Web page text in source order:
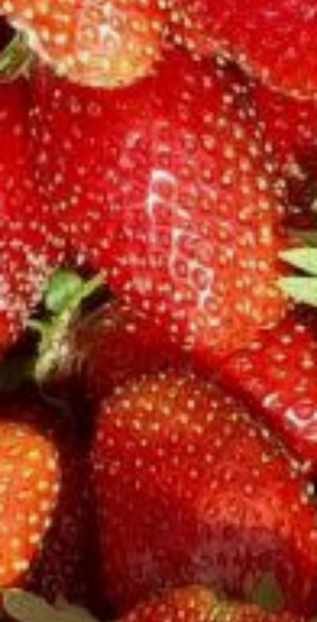
детишек — розеточек, пока те
не начнут жить самостоятельно
на своих корнях. Но если рождение
раньше срока детенышей ничего
хорошего не приносит, то с
земляникой матушку-природу
можно немножко и поторопить.
Итак, у вас есть несколько
кустиков земляники, которые вы
хотите размножить. Излишне
говорить, что уход за ними должен
быть очень и очень хорошим.
Необходимы:
большая площадь питания
и освещения;
мульчирование почвы вокруг
кустиков;
регулярные подкормки;
обрезание чистыми ножницами
(чтобы через ранки не произошло
заражение) усов, когда они
достигнут необходимого уровня
развития;
обработка кустов безопасными
средствами защиты от болезней
(лучше, естественно, природными).
Маточные кустики я высаживаю
в горшки объемом не менее пяти
литров. Так они становятся более
мобильными. И их можно
перемещать в зависимости
от погодных и других условий.
В качестве посадочного субстрата
использую смесь дерновой земли
с иголками из-под сосен и мха-
сфагнума. Такая смесь хорошо
держит влагу, она достаточно
легкая и, что главное, растения
не болеют, крепкие, очень быстро
растут и отлично размножаются.
Через некоторое время кустики
начнут выкидывать и усы,
и бутоны. Поскольку нам нужны
именно усы, то бутоны
(желательно до распускания